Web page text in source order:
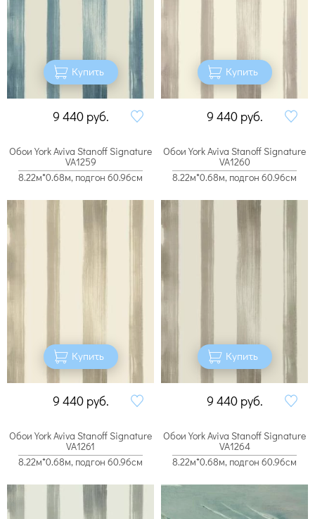
Купить
9 440 руб.
Купить
9 440 руб.
Обои York Aviva Stanoff Signature
VA1259
8.22м*0.68м, подгон 60.96см
Купить
9 440 руб.
Обои York Aviva Stanoff Signature
VA1260
8.22м*0.68м, подгон 60.96см
Купить
9 440 руб.
Обои York Aviva Stanoff Signature
VA1261
8.22м*0.68м, подгон 60.96см
Обои York Aviva Stanoff Signature
VA1264
8.22м*0.68м, подгон 60.96см